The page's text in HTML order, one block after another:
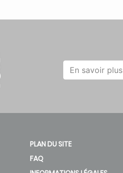
En savoir plus
PLAN DU SITE
FAQ